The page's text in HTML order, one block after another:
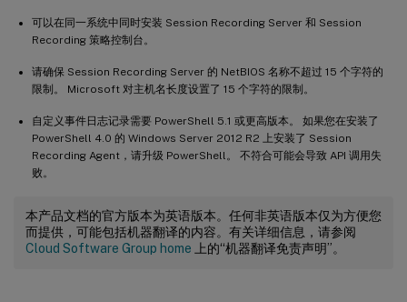
可以在同一系统中同时安装 Session Recording Server 和 Session
Recording 策略控制台。
请确保 Session Recording Server 的 NetBIOS 名称不超过 15 个字符的
限制。 Microsoft 对主机名长度设置了 15 个字符的限制。
自定义事件日志记录需要 PowerShell 5.1 或更高版本。 如果您在安装了
PowerShell 4.0 的 Windows Server 2012 R2 上安装了 Session
Recording Agent，请升级 PowerShell。 不符合可能会导致 API 调用失
败。
本产品文档的官方版本为英语版本。任何非英语版本仅为方便您
而提供，可能包括机器翻译的内容。有关详细信息，请参阅
Cloud Software Group home 上的“机器翻译免责声明”。